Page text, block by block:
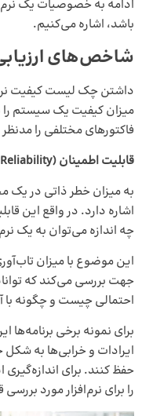
ادامه به خصوصیات یک
باشد، اشاره می‌کنیم.
شاخص‌های ارزیابی
داشتن چک لیست کیفیت
میزان کیفیت یک سیستم
فاکتورهای مختلفی را
قابلیت اطمینان (Reliability)
به میزان خطر ذاتی در یک
اشاره دارد. در واقع این
چه اندازه می‌توان به یک
این موضوع با میزان
جهت بررسی می‌کند که
احتمالی چیست و چگونه با
برای نمونه برخی برنامه‌ها
ایرادات و خرابی‌ها به شکل
حفظ کنند. برای
را برای نرم‌افزار مورد بررسی